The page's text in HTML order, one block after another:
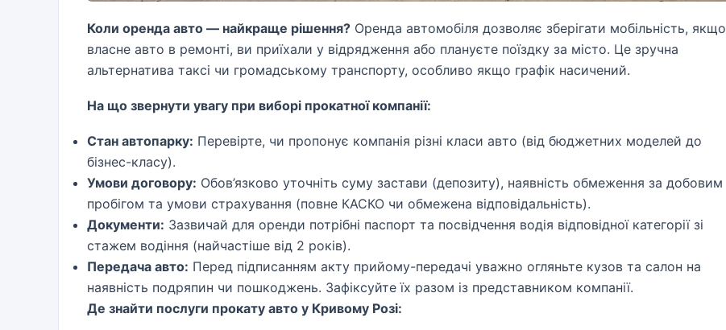
Коли оренда авто — найкраще рішення? Оренда автомобіля дозволяє зберігати мобільність, якщо
власне авто в ремонті, ви приїхали у відрядження або плануєте поїздку за місто. Це зручна
альтернатива таксі чи громадському транспорту, особливо якщо графік насичений.
На що звернути увагу при виборі прокатної компанії:
Стан автопарку: Перевірте, чи пропонує компанія різні класи авто (від бюджетних моделей до
бізнес-класу).
Умови договору: Обов’язково уточніть суму застави (депозиту), наявність обмеження за добовим
пробігом та умови страхування (повне КАСКО чи обмежена відповідальність).
Документи: Зазвичай для оренди потрібні паспорт та посвідчення водія відповідної категорії зі
стажем водіння (найчастіше від 2 років).
Передача авто: Перед підписанням акту прийому-передачі уважно огляньте кузов та салон на
наявність подряпин чи пошкоджень. Зафіксуйте їх разом із представником компанії.
Де знайти послуги прокату авто у Кривому Розі: